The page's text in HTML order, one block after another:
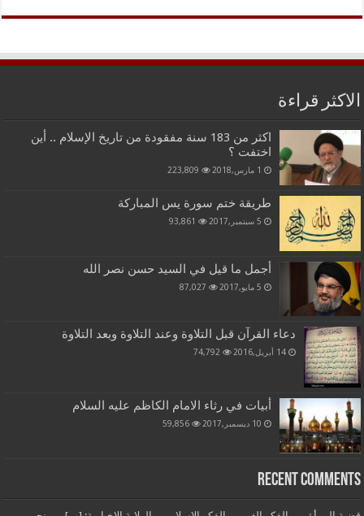
الاكثر قراءة
اكثر من 183 سنة مفقودة من تاريخ الإسلام .. أين
اختفت ؟
1 مارس,2018 223,809
طريقة ختم سورة يس المباركة
5 سبتمبر,2017 93,861
أجمل ما قيل في السيد حسن نصر الله
5 مايو,2017 87,027
دعاء القرآن قبل التلاوة وعند التلاوة وبعد التلاوة
14 أبريل,2016 74,792
أبيات في رثاء الامام الكاظم عليه السلام
10 ديسمبر,2017 59,856
Recent Comments